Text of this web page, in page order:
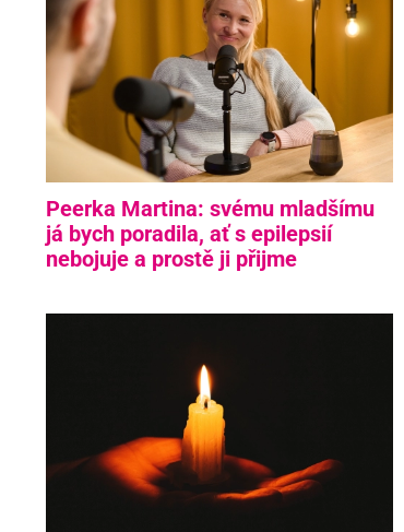
Peerka Martina: svému mladšímu
já bych poradila, ať s epilepsií
nebojuje a prostě ji přijme